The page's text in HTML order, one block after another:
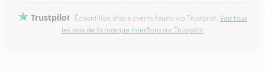
Trustpilot Échantillon d'avis clients fourni via Trustpilot. Voir tous
les avis de la marque Interflora sur Trustpilot